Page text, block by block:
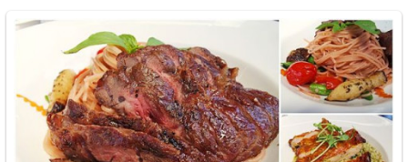
最新消息
最新留言
商家合作